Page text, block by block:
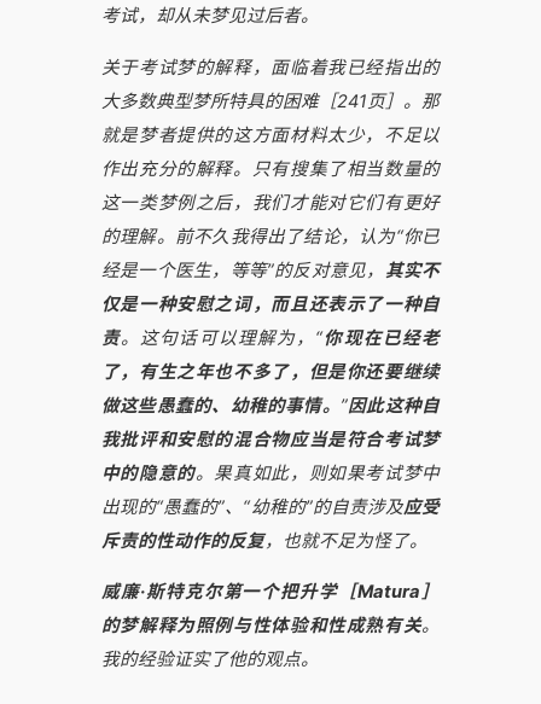
考试，却从未梦见过后者。
关于考试梦的解释，面临着我已经指出的
大多数典型梦所特具的困难［241页］。那
就是梦者提供的这方面材料太少，不足以
作出充分的解释。只有搜集了相当数量的
这一类梦例之后，我们才能对它们有更好
的理解。前不久我得出了结论，认为“你已
经是一个医生，等等”的反对意见， 其实不
仅是一种安慰之词，而且还表示了一种自
责。这句话可以理解为，“你现在已经老
了，有生之年也不多了，但是你还要继续
做这些愚蠢的、幼稚的事情。 ”因此这种自
我批评和安慰的混合物应当是符合考试梦
中的隐意的。果真如此，则如果考试梦中
出现的“愚蠢的”、“幼稚的”的自责涉及应受
斥责的性动作的反复，也就不足为怪了。
威廉·斯特克尔第一个把升学［Matura］
的梦解释为照例与性体验和性成熟有关。
我的经验证实了他的观点。